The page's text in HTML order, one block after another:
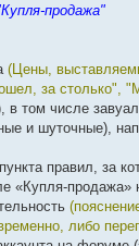
продажа"
(Цены,
за столько",
в том числе
и шуточные),
правил, за
«Купля-
либо